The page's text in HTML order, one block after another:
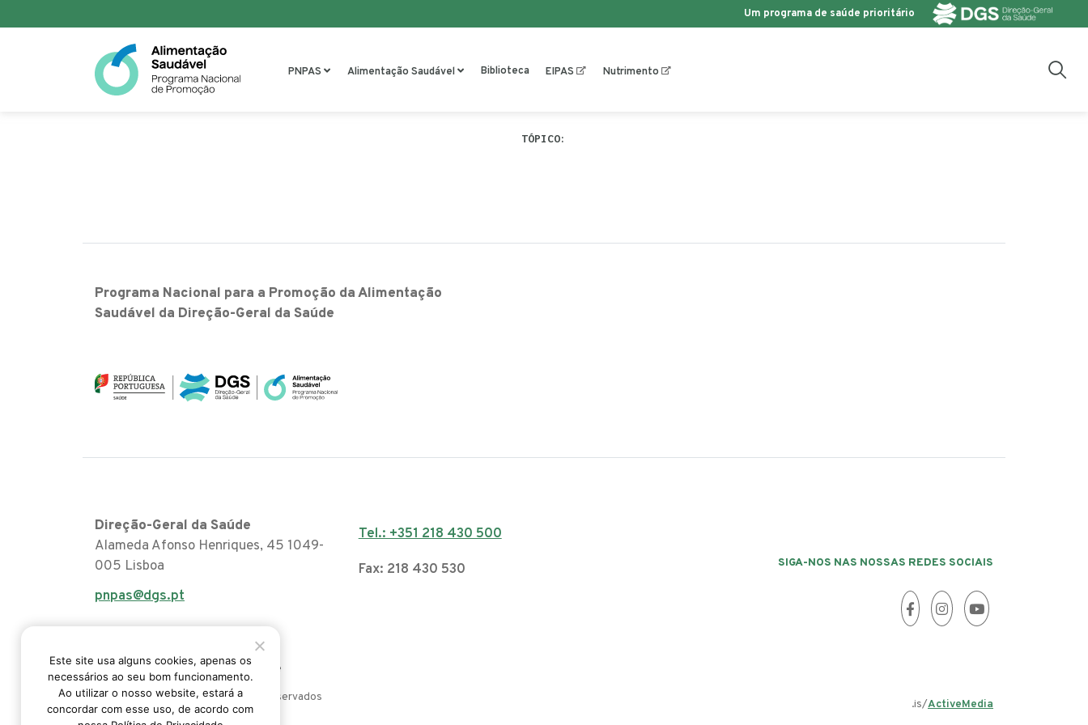
Um programa de saúde prioritário
PNPAS Alimentação Saudável Biblioteca EIPAS Nutrimento
TÓPICO:
Programa Nacional para a Promoção da Alimentação
Saudável da Direção-Geral da Saúde
Direção-Geral da Saúde
Alameda Afonso Henriques, 45 1049-
005 Lisboa
pnpas@dgs.pt
Tel.: +351 218 430 500
Fax: 218 430 530
SIGA-NOS NAS NOSSAS REDES SOCIAIS
AcessibilidadePolitica da Privacidade
© 2026 PNPAS, Todos os direitos reservados
.is/ActiveMedia
Este site usa alguns cookies, apenas os
necessários ao seu bom funcionamento.
Ao utilizar o nosso website, estará a
concordar com esse uso, de acordo com